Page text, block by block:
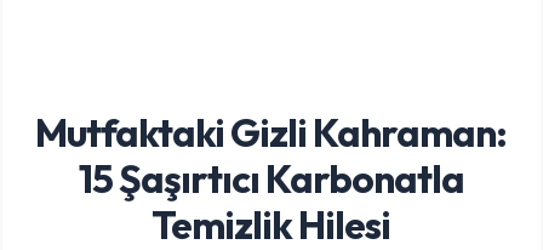
Mutfaktaki Gizli Kahraman:
15 Şaşırtıcı Karbonatla
Temizlik Hilesi